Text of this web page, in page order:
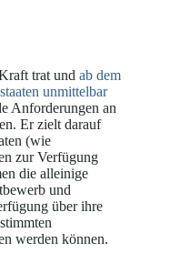
trat und ab dem
unmittelbar
Anforderungen an
Er zielt darauf
(wie
zur Verfügung
die alleinige
und
über ihre
werden können.